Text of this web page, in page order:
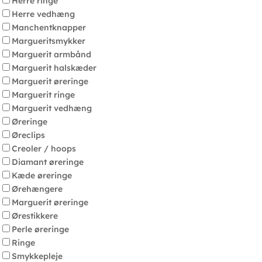
Herre vedhæng
Manchentknapper
Margueritsmykker
Marguerit armbånd
Marguerit halskæder
Marguerit øreringe
Marguerit ringe
Marguerit vedhæng
Øreringe
Øreclips
Creoler / hoops
Diamant øreringe
Kæde øreringe
Ørehængere
Marguerit øreringe
Ørestikkere
Perle øreringe
Ringe
Smykkepleje